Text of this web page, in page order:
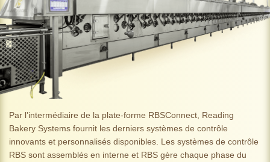
Par l’intermédiaire de la plate-forme RBSConnect, Reading
Bakery Systems fournit les derniers systèmes de contrôle
innovants et personnalisés disponibles. Les systèmes de contrôle
RBS sont assemblés en interne et RBS gère chaque phase du